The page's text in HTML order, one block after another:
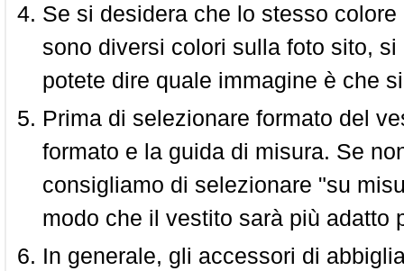
Se si desidera che lo stesso
sono diversi colori sulla foto sito,
potete dire quale immagine è che
Prima di selezionare formato del
formato e la guida di misura. Se
consigliamo di selezionare "su
modo che il vestito sarà più adatto
In generale, gli accessori di